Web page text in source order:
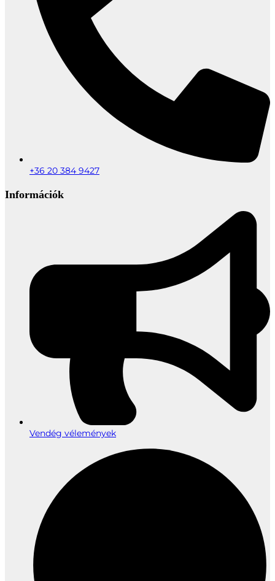
+36 20 384 9427
Információk
Vendég vélemények